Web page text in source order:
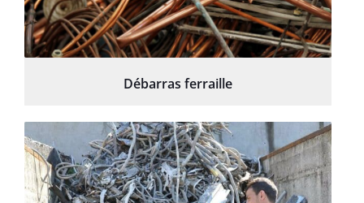
Débarras ferraille